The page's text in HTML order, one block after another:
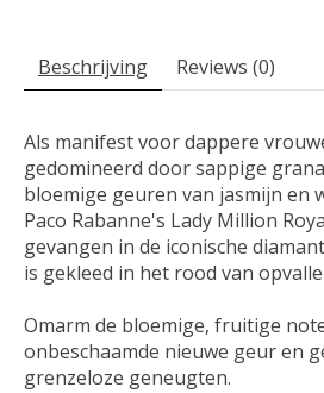
Beschrijving Reviews (0)
Als manifest voor dappere
gedomineerd door sappige
bloemige geuren van jasmijn en
Paco Rabanne's Lady Million
gevangen in de iconische
is gekleed in het rood van
Omarm de bloemige, fruitige
onbeschaamde nieuwe geur en
grenzeloze geneugten.